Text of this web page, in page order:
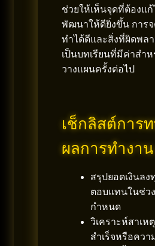
ช่วยให้เห็นจุดที่ต้องแก้
พัฒนาให้ดียิ่งขึ้น การ
ทำได้ดีและสิ่งที่ผิดพล
เป็นบทเรียนที่มีค่าสำห
วางแผนครั้งต่อไป
เช็กลิสต์การ
ผลการทำงาน
สรุปยอดเงินลง
ตอบแทนในช่ว
กำหนด
วิเคราะห์สาเห
สำเร็จหรือควา